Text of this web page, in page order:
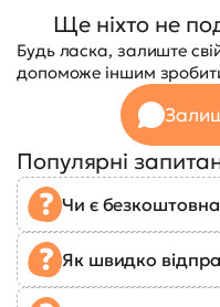
Ще ніхто не
Будь ласка, залиште
допоможе іншим
Популярні
Чи є
Як швидко